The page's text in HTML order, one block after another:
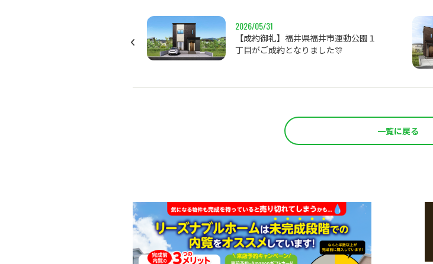
2026/05/31
【成約御礼】福井県福井市運動公園１
丁目がご成約となりました🎊
一覧に戻る